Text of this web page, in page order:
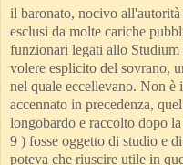
il baronato, nocivo all'autorità
esclusi da molte cariche
funzionari legati allo Studium
volere esplicito del sovrano,
nel quale eccellevano. Non è
accennato in precedenza,
longobardo e raccolto dopo la
9 ) fosse oggetto di studio e
poteva che riuscire utile in